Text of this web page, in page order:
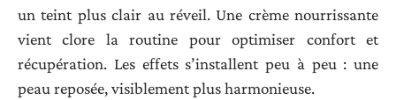
un teint plus clair au réveil. Une crème nourrissante
vient clore la routine pour optimiser confort et
récupération. Les effets s’installent peu à peu : une
peau reposée, visiblement plus harmonieuse.